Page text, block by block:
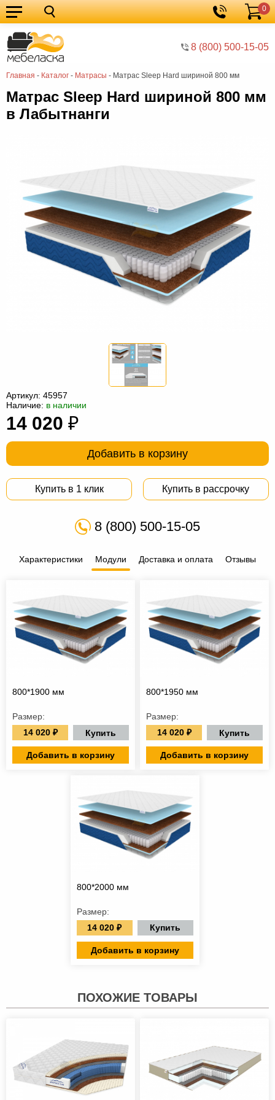
8 (800) 500-15-05
Корзина
0
Главная - Каталог - Матрасы - Матрас Sleep Hard шириной 800 мм
Кухонные
гарнитуры
Мебель
для
кухни
Мебель
для
спальни
Кровати
Шкафы
Диваны
гостиную
Мебель
прихожей
Столы
Комоды
мешки
Мебель
из
Садовая
Матрас Sleep Hard шириной 800 мм
в Лабытнанги
Артикул: 45957
Наличие: в наличии
14 020 ₽
Добавить в корзину
Купить в 1 клик Купить в рассрочку
8 (800) 500-15-05
Характеристики Модули Доставка и оплата Отзывы
800*1900 мм
Размер:
14 020 ₽
Купить
Добавить в корзину
800*1950 мм
Размер:
14 020 ₽
Купить
Добавить в корзину
800*2000 мм
Размер:
14 020 ₽
Купить
Добавить в корзину
ПОХОЖИЕ ТОВАРЫ